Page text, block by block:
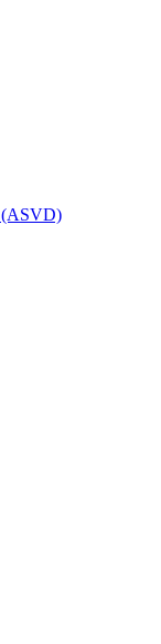
الكتاب المقدس ترجمة فانديك وسميث (ASVD)